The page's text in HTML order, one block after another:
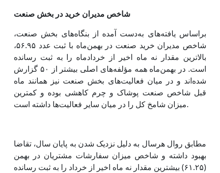
شاخص مدیران خرید در بخش صنعت
براساس یافته‌های به‌دست آمده از بنگاه‌های بخش صنعت،
شاخص مدیران خرید صنعت در بهمن‌ماه با ثبت عدد ۵۶.۹۵،
بالاترین مقدار نه ماه اخیر از خردادماه را به ثبت رسانده
است. در بهمن‌ماه همه مؤلفه‌های اصلی بیشتر از ۵۰ گزارش
شده‌اند و در میان فعالیت‌های بخش صنعت نیز همانند ماه
قبل شاخص صنعت پوشاک و چرم کاهشی بوده و کمترین
میزان شامخ کل را در میان سایر فعالیت‌ها داشته است.
مطابق روال هرسال به دلیل نزدیک شدن به پایان سال، تقاضا
بهبود داشته و شاخص میزان سفارشات مشتریان در بهمن
(۶۱.۲۵) بیشترین مقدار نه ماه اخیر از خرداد را به ثبت رسانده